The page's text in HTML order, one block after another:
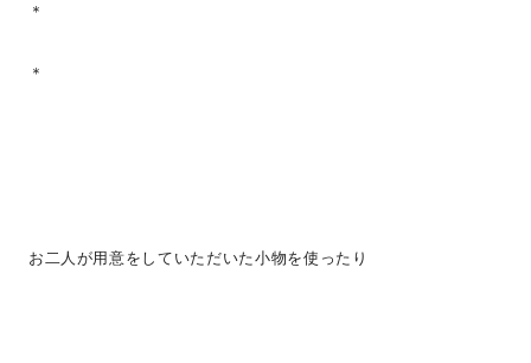
＊
＊
お二人が用意をしていただいた小物を使ったり